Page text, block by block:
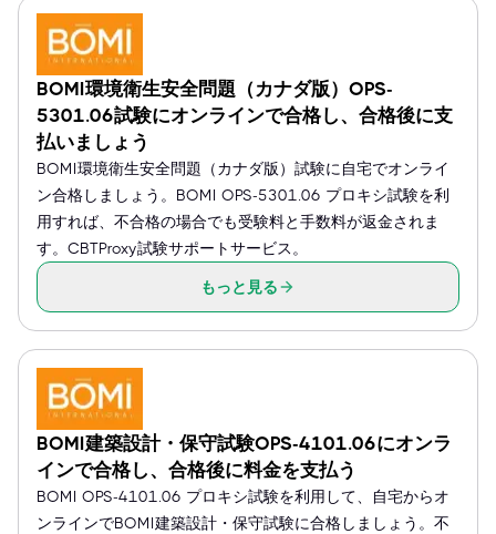
BOMI環境衛生安全問題（カナダ版）OPS-
5301.06試験にオンラインで合格し、合格後に支
払いましょう
BOMI環境衛生安全問題（カナダ版）試験に自宅でオンライ
ン合格しましょう。BOMI OPS-5301.06 プロキシ試験を利
用すれば、不合格の場合でも受験料と手数料が返金されま
す。CBTProxy試験サポートサービス。
もっと見る
BOMI建築設計・保守試験OPS-4101.06にオンラ
インで合格し、合格後に料金を支払う
BOMI OPS-4101.06 プロキシ試験を利用して、自宅からオ
ンラインでBOMI建築設計・保守試験に合格しましょう。不